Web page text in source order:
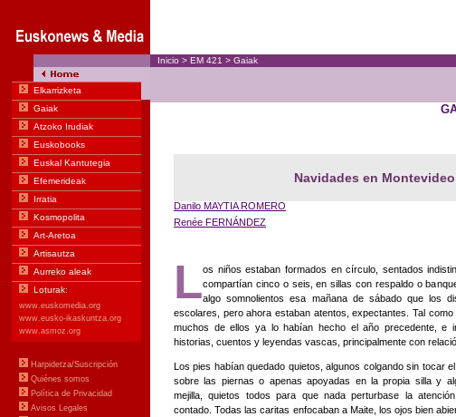
Navidades en Montevideo
Danilo MAYTIA ROMERO
Renée FERNÁNDEZ
Los niños estaban formados en círculo, sentados
compartían cinco o seis, en sillas con respaldo o
algo somnolientos esa mañana de sábado que los
escolares, pero ahora estaban atentos, expectantes. Tal
muchos de ellos ya lo habían hecho el año precedente, e
historias, cuentos y leyendas vascas, principalmente con
Los pies habían quedado quietos, algunos colgando sin tocar
sobre las piernas o apenas apoyadas en la propia silla y
mejilla, quietos todos para que nada perturbase la
contado. Todas las caritas enfocaban a Maite, los ojos bien
Inicio > EM 421 > Gaiak